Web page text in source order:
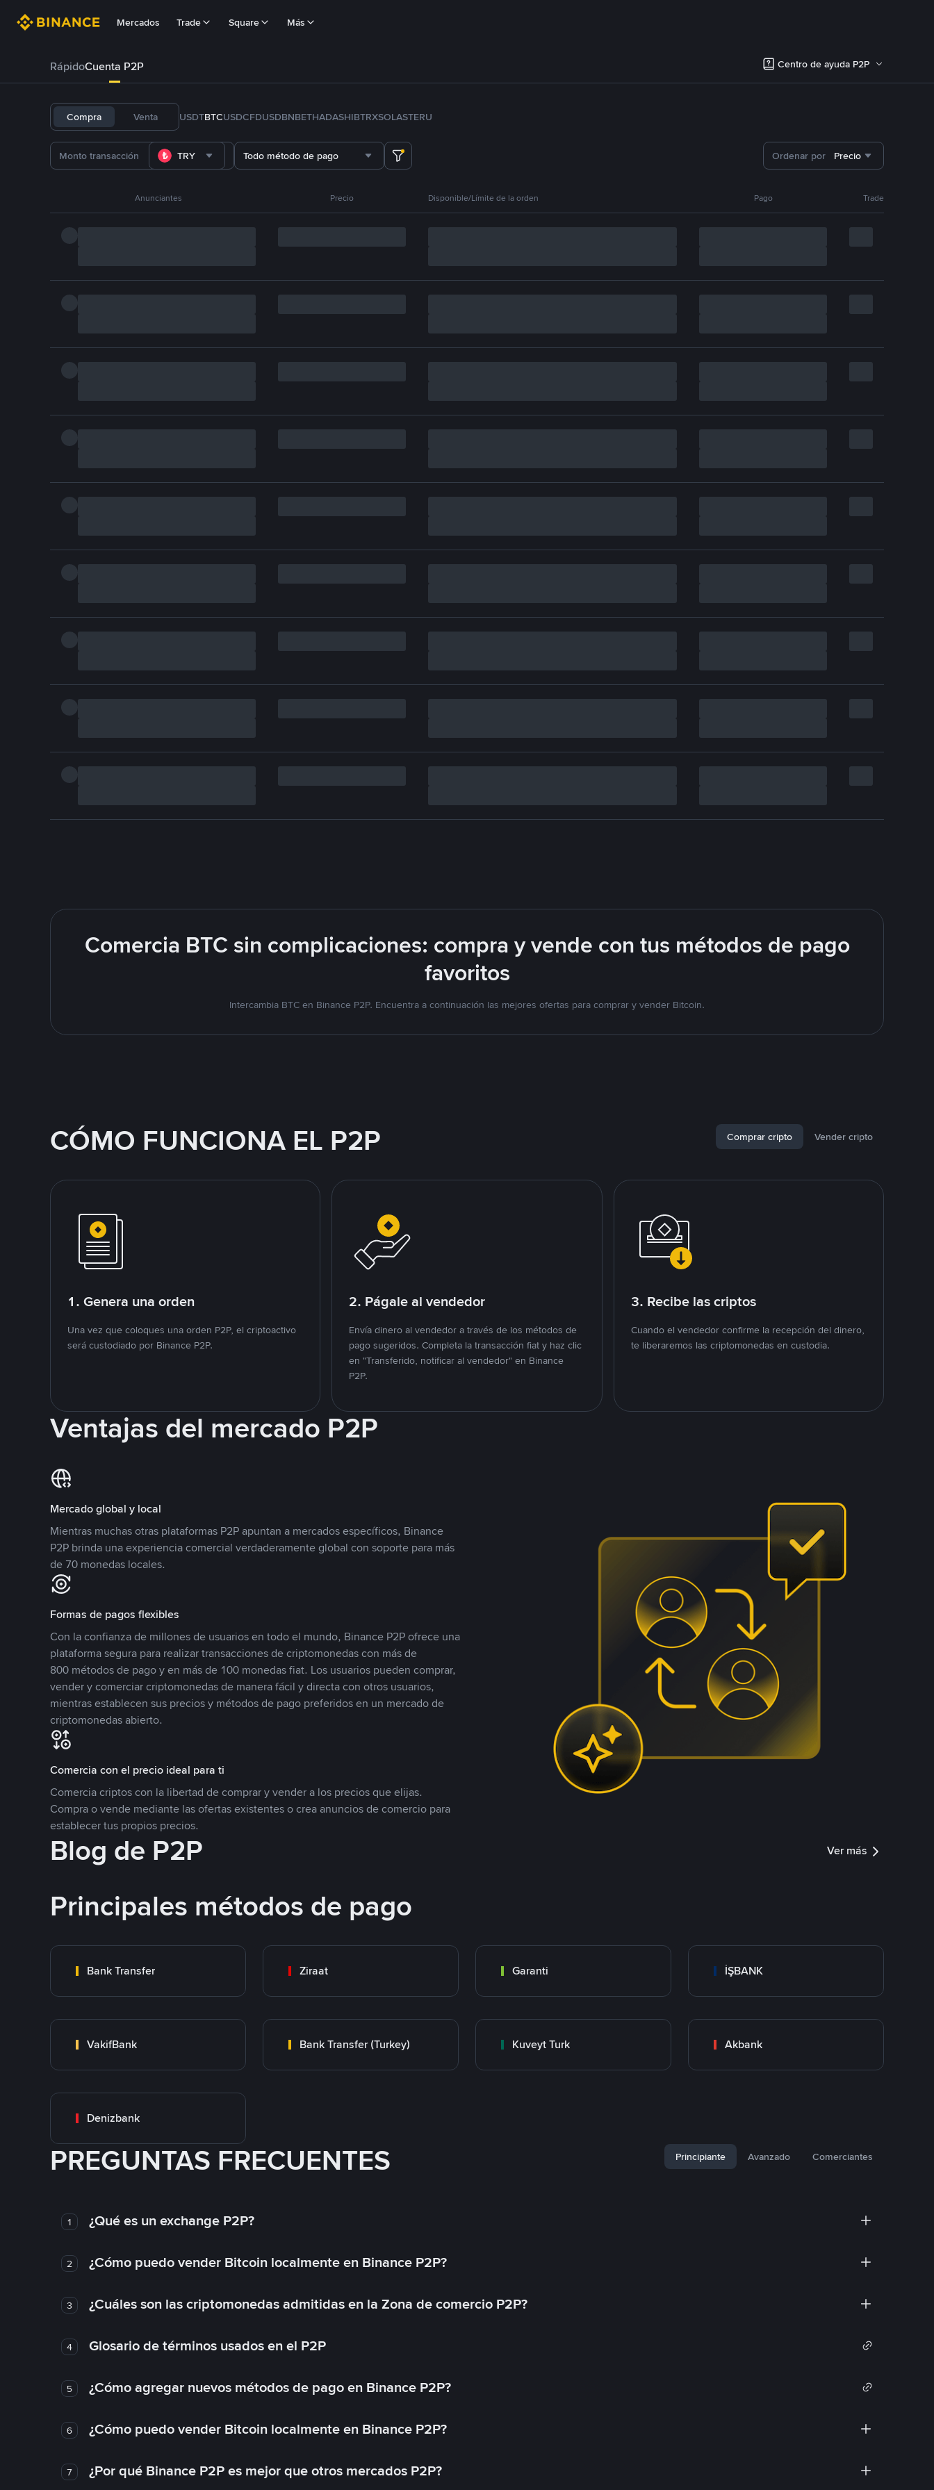
Mercados Trade Square Más
RápidoCuenta P2P Centro de ayuda P2P
Compra Venta USDTBTCUSDCFDUSDBNBETHADASHIBTRXSOLASTERU
TRY Todo método de pago Ordenar por Precio
Anunciantes Precio Disponible/Límite de la orden Pago Trade
Comercia BTC sin complicaciones: compra y vende con tus métodos de pago
favoritos
Intercambia BTC en Binance P2P. Encuentra a continuación las mejores ofertas para comprar y vender Bitcoin.
CÓMO FUNCIONA EL P2P Comprar cripto Vender cripto
1. Genera una orden
Una vez que coloques una orden P2P, el criptoactivo
será custodiado por Binance P2P.
2. Págale al vendedor
Envía dinero al vendedor a través de los métodos de
pago sugeridos. Completa la transacción fiat y haz clic
en "Transferido, notificar al vendedor" en Binance
P2P.
3. Recibe las criptos
Cuando el vendedor confirme la recepción del dinero,
te liberaremos las criptomonedas en custodia.
Ventajas del mercado P2P
Mercado global y local
Mientras muchas otras plataformas P2P apuntan a mercados específicos, Binance
P2P brinda una experiencia comercial verdaderamente global con soporte para más
de 70 monedas locales.
Formas de pagos flexibles
Con la confianza de millones de usuarios en todo el mundo, Binance P2P ofrece una
plataforma segura para realizar transacciones de criptomonedas con más de
800 métodos de pago y en más de 100 monedas fiat. Los usuarios pueden comprar,
vender y comerciar criptomonedas de manera fácil y directa con otros usuarios,
mientras establecen sus precios y métodos de pago preferidos en un mercado de
criptomonedas abierto.
Comercia con el precio ideal para ti
Comercia criptos con la libertad de comprar y vender a los precios que elijas.
Compra o vende mediante las ofertas existentes o crea anuncios de comercio para
establecer tus propios precios.
Blog de P2P Ver más
Principales métodos de pago
Bank Transfer Ziraat Garanti İŞBANK
VakifBank Bank Transfer (Turkey) Kuveyt Turk Akbank
Denizbank
PREGUNTAS FRECUENTES Principiante Avanzado Comerciantes
1 ¿Qué es un exchange P2P?
2 ¿Cómo puedo vender Bitcoin localmente en Binance P2P?
3 ¿Cuáles son las criptomonedas admitidas en la Zona de comercio P2P?
4 Glosario de términos usados en el P2P
5 ¿Cómo agregar nuevos métodos de pago en Binance P2P?
6 ¿Cómo puedo vender Bitcoin localmente en Binance P2P?
7 ¿Por qué Binance P2P es mejor que otros mercados P2P?